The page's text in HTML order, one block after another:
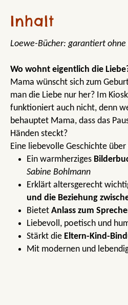
Inhalt
Loewe-Bücher: garantiert ohne
Wo wohnt eigentlich die
Mama wünscht sich zum
man die Liebe nur her? Im
funktioniert auch nicht, denn
behauptet Mama, dass das
Händen steckt?
Eine liebevolle Geschichte
Ein warmherziges
Sabine Bohlmann
Erklärt altersgerecht
und die Beziehung
Bietet Anlass zum
Liebevoll, poetisch und
Stärkt die Eltern-Kind-
Mit modernen und